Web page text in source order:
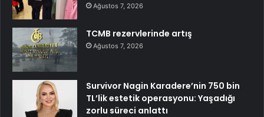
Ağustos 7, 2026
TCMB rezervlerinde artış
Ağustos 7, 2026
Survivor Nagin Karadere’nin 750 bin
TL’lik estetik operasyonu: Yaşadığı
zorlu süreci anlattı